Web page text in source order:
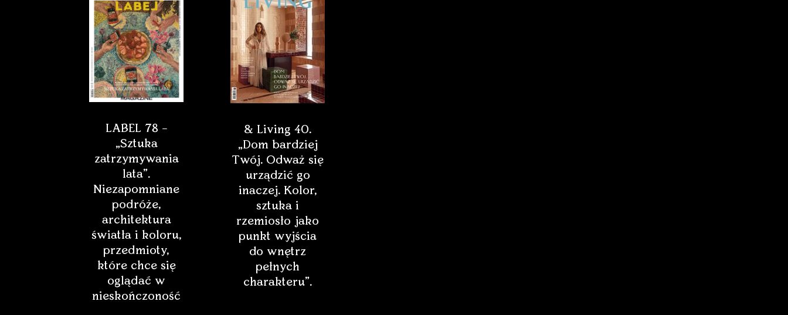
LABEL 78 –
„Sztuka
zatrzymywania
lata”.
Niezapomniane
podróże,
architektura
światła i koloru,
przedmioty,
które chce się
oglądać w
nieskończoność
& Living 40.
„Dom bardziej
Twój. Odważ się
urządzić go
inaczej. Kolor,
sztuka i
rzemiosło jako
punkt wyjścia
do wnętrz
pełnych
charakteru”.